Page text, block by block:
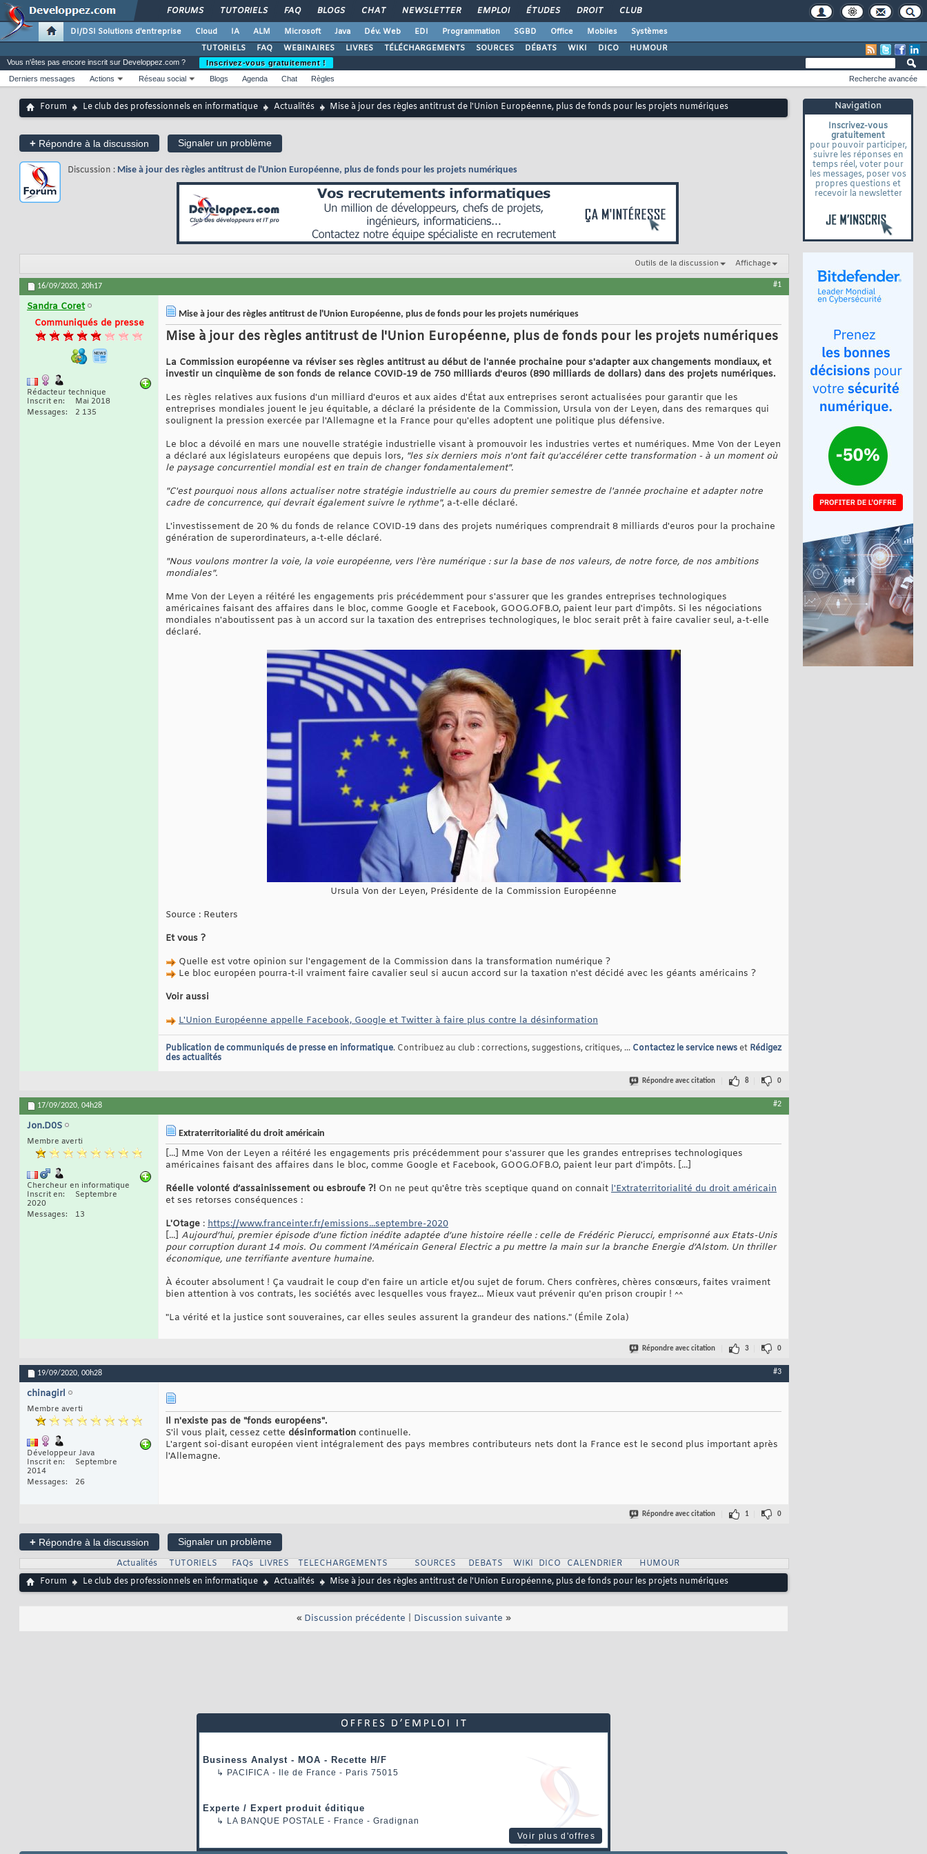
FORUMS TUTORIELS FAQ BLOGS CHAT NEWSLETTER EMPLOI ÉTUDES DROIT CLUB
DI/DSI Solutions d'entreprise Cloud IA ALM Microsoft Java Dév. Web EDI Programmation SGBD Office Mobiles
Systèmes
TUTORIELS
FAQ WEBINAIRES LIVRES TÉLÉCHARGEMENTS SOURCES DÉBATS WIKI DICO HUMOUR
Navigation
Inscrivez-vous
gratuitement
pour pouvoir participer,
suivre les réponses en
temps réel, voter pour
les messages, poser vos
propres questions et
recevoir la newsletter
Vous n'êtes pas encore inscrit sur Developpez.com ?
Inscrivez-vous gratuitement !
Derniers messages
Actions Réseau social Blogs Agenda Chat Règles Recherche avancée
Forum Le club des professionnels en informatique Actualités Mise à jour des règles antitrust de l'Union Européenne, plus de fonds pour les projets numériques
+ Répondre à la discussion Signaler un problème
Discussion : Mise à jour des règles antitrust de l'Union Européenne, plus de fonds pour les projets numériques
Outils de la discussion Affichage
16/09/2020, 20h17 #1
Sandra Coret
Communiqués de presse
Rédacteur technique
Inscrit en
Mai 2018
Messages
2 135
Mise à jour des règles antitrust de l'Union Européenne, plus de fonds pour les projets numériques
Mise à jour des règles antitrust de l'Union Européenne, plus de fonds pour les projets numériques
La Commission européenne va réviser ses règles antitrust au début de l'année prochaine pour s'adapter aux changements mondiaux, et
investir un cinquième de son fonds de relance COVID-19 de 750 milliards d'euros (890 milliards de dollars) dans des projets numériques.
Les règles relatives aux fusions d'un milliard d'euros et aux aides d'État aux entreprises seront actualisées pour garantir que les
entreprises mondiales jouent le jeu équitable, a déclaré la présidente de la Commission, Ursula von der Leyen, dans des remarques qui
soulignent la pression exercée par l'Allemagne et la France pour qu'elles adoptent une politique plus défensive.
Le bloc a dévoilé en mars une nouvelle stratégie industrielle visant à promouvoir les industries vertes et numériques. Mme Von der Leyen
a déclaré aux législateurs européens que depuis lors, "les six derniers mois n'ont fait qu'accélérer cette transformation - à un moment où
le paysage concurrentiel mondial est en train de changer fondamentalement".
"C'est pourquoi nous allons actualiser notre stratégie industrielle au cours du premier semestre de l'année prochaine et adapter notre
cadre de concurrence, qui devrait également suivre le rythme", a-t-elle déclaré.
L'investissement de 20 % du fonds de relance COVID-19 dans des projets numériques comprendrait 8 milliards d'euros pour la prochaine
génération de superordinateurs, a-t-elle déclaré.
"Nous voulons montrer la voie, la voie européenne, vers l'ère numérique : sur la base de nos valeurs, de notre force, de nos ambitions
mondiales".
Mme Von der Leyen a réitéré les engagements pris précédemment pour s'assurer que les grandes entreprises technologiques
américaines faisant des affaires dans le bloc, comme Google et Facebook, GOOG.OFB.O, paient leur part d'impôts. Si les négociations
mondiales n'aboutissent pas à un accord sur la taxation des entreprises technologiques, le bloc serait prêt à faire cavalier seul, a-t-elle
déclaré.
Ursula Von der Leyen, Présidente de la Commission Européenne
Source : Reuters
Et vous ?
Quelle est votre opinion sur l'engagement de la Commission dans la transformation numérique ?
Le bloc européen pourra-t-il vraiment faire cavalier seul si aucun accord sur la taxation n'est décidé avec les géants américains ?
Voir aussi
L'Union Européenne appelle Facebook, Google et Twitter à faire plus contre la désinformation
Publication de communiqués de presse en informatique. Contribuez au club : corrections, suggestions, critiques, ... Contactez le service newset Rédigez
des actualités
Répondre avec citation 8 0
17/09/2020, 04h28 #2
Jon.D0S
Membre averti
Chercheur en informatique
Inscrit en
Septembre
2020
Messages
13
Extraterritorialité du droit américain
[...] Mme Von der Leyen a réitéré les engagements pris précédemment pour s'assurer que les grandes entreprises technologiques
américaines faisant des affaires dans le bloc, comme Google et Facebook, GOOG.OFB.O, paient leur part d'impôts. [...]
Réelle volonté d’assainissement ou esbroufe ?! On ne peut qu'être très sceptique quand on connait l'Extraterritorialité du droit américain
et ses retorses conséquences :
L'Otage : https://www.franceinter.fr/emissions...septembre-2020
[...] Aujourd’hui, premier épisode d’une fiction inédite adaptée d’une histoire réelle : celle de Frédéric Pierucci, emprisonné aux Etats-Unis
pour corruption durant 14 mois. Ou comment l’Américain General Electric a pu mettre la main sur la branche Energie d’Alstom. Un thriller
économique, une terrifiante aventure humaine.
À écouter absolument ! Ça vaudrait le coup d'en faire un article et/ou sujet de forum. Chers confrères, chères consœurs, faites vraiment
bien attention à vos contrats, les sociétés avec lesquelles vous frayez... Mieux vaut prévenir qu'en prison croupir ! ^^
"La vérité et la justice sont souveraines, car elles seules assurent la grandeur des nations." (Émile Zola)
Répondre avec citation 3 0
19/09/2020, 00h28 #3
chinagirl
Membre averti
Développeur Java
Inscrit en
Septembre
2014
Messages
26
Il n'existe pas de "fonds européens".
S'il vous plait, cessez cette désinformation continuelle.
L'argent soi-disant européen vient intégralement des pays membres contributeurs nets dont la France est le second plus important après
l'Allemagne.
Répondre avec citation 1 0
+ Répondre à la discussion
Signaler un problème
Actualités
TUTORIELS FAQs LIVRES TELECHARGEMENTS SOURCES DEBATS WIKI DICO CALENDRIER
HUMOUR
Forum
Le club des professionnels en informatique Actualités Mise à jour des règles antitrust de l'Union Européenne, plus de fonds pour les projets numériques
« Discussion précédente Discussion suivante »
Business Analyst - MOA - Recette H/F
↳ PACIFICA - Ile de France - Paris 75015
Experte / Expert produit éditique
↳ LA BANQUE POSTALE - France - Gradignan
Voir plus d'offres